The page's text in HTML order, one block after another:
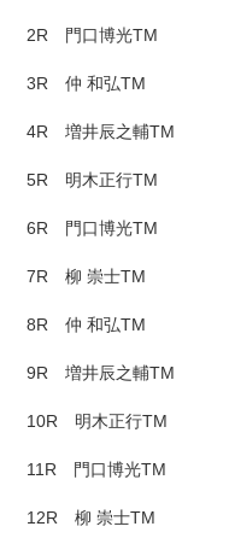
2R 門口博光TM
3R 仲 和弘TM
4R 増井辰之輔TM
5R 明木正行TM
6R 門口博光TM
7R 柳 崇士TM
8R 仲 和弘TM
9R 増井辰之輔TM
10R 明木正行TM
11R 門口博光TM
12R 柳 崇士TM